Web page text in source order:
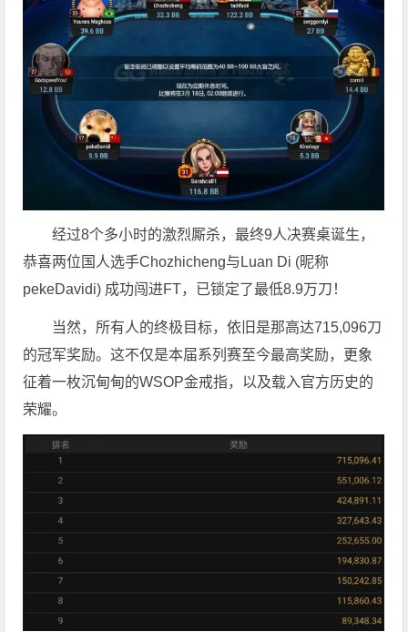
经过8个多小时的激烈厮杀，最终9人决赛桌诞生，
恭喜两位国人选手Chozhicheng与Luan Di (昵称
pekeDavidi) 成功闯进FT，已锁定了最低8.9万刀！
当然，所有人的终极目标，依旧是那高达715,096刀
的冠军奖励。这不仅是本届系列赛至今最高奖励，更象
征着一枚沉甸甸的WSOP金戒指，以及载入官方历史的
荣耀。